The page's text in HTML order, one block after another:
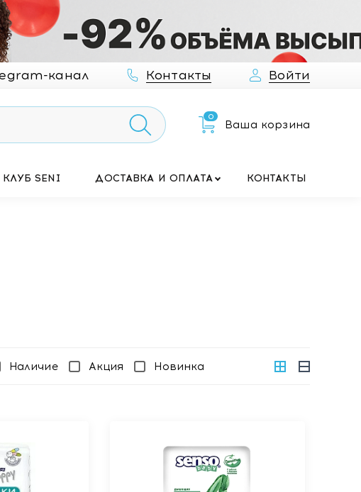
канал Контакты Войти
0
Ваша корзина
КЛУБ SENI ДОСТАВКА И ОПЛАТА КОНТАКТЫ
Наличие Акция Новинка